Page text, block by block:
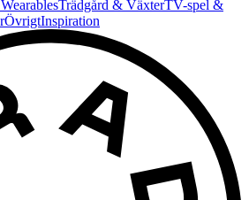
Trädgård & VäxterTV-spel &
ÖvrigtInspiration